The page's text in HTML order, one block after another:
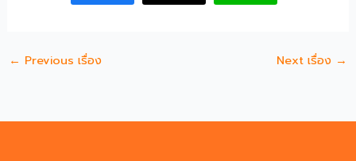
← Previous เรื่อง Next เรื่อง →